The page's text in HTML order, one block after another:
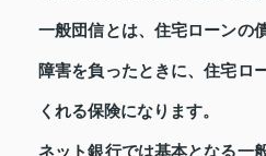
一般団信とは、住宅ローンの
障害を負ったときに、住宅ロ
くれる保険になります。
ネット銀行では基本となる一